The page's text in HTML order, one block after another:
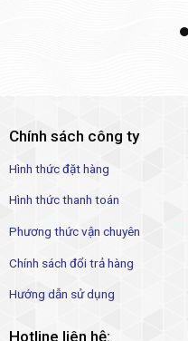
Chính sách công ty
Hình thức đặt hàng
Hình thức thanh toán
Phương thức vận chuyên
Chính sách đổi trả hàng
Hướng dẫn sử dụng
Hotline liên hệ: